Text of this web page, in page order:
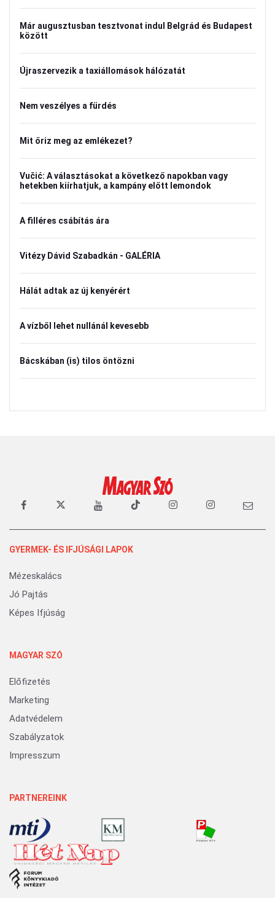
Már augusztusban tesztvonat indul Belgrád és Budapest
között
Újraszervezik a taxiállomások hálózatát
Nem veszélyes a fürdés
Mit őriz meg az emlékezet?
Vučić: A választásokat a következő napokban vagy
hetekben kiírhatjuk, a kampány előtt lemondok
A filléres csábítás ára
Vitézy Dávid Szabadkán - GALÉRIA
Hálát adtak az új kenyérért
A vízből lehet nullánál kevesebb
Bácskában (is) tilos öntözni
GYERMEK- ÉS IFJÚSÁGI LAPOK
Mézeskalács
Jó Pajtás
Képes Ifjúság
MAGYAR SZÓ
Előfizetés
Marketing
Adatvédelem
Szabályzatok
Impresszum
PARTNEREINK